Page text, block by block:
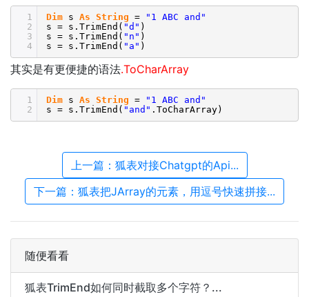
1
2
3
4
Dim s As String =
"1 ABC and"
s = s.TrimEnd( "d" )
s = s.TrimEnd( "n" )
s = s.TrimEnd( "a" )
其实是有更便捷的语法.ToCharArray
1
2
Dim s As String =
"1 ABC and"
s = s.TrimEnd( "and" .ToCharArray)
上一篇：狐表对接Chatgpt的Api...
下一篇：狐表把JArray的元素，用逗号快速拼接...
随便看看
狐表TrimEnd如何同时截取多个字符？...